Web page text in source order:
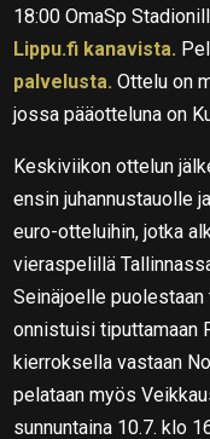
18:00 OmaSp
Lippu.fi kanavista.
palvelusta. Ottelu on
jossa pääotteluna on
Keskiviikon ottelun
ensin juhannustauolle
euro-otteluihin, jotka
vieraspelillä
Seinäjoelle
onnistuisi tiputtamaan
kierroksella vastaan
pelataan myös
sunnuntaina 10.7. klo